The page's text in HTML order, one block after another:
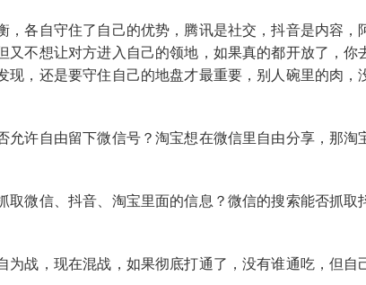
各自守住了自己的优势，腾讯是社交，抖音是内容，
不想让对方进入自己的领地，如果真的都开放了，你
现，还是要守住自己的地盘才最重要，别人碗里的肉，
许自由留下微信号？淘宝想在微信里自由分享，那淘
微信、抖音、淘宝里面的信息？微信的搜索能否抓取
战，现在混战，如果彻底打通了，没有谁通吃，但自